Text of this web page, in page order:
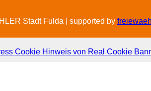
Stadt Fulda | supported by
Cookie Hinweis von Real Cookie